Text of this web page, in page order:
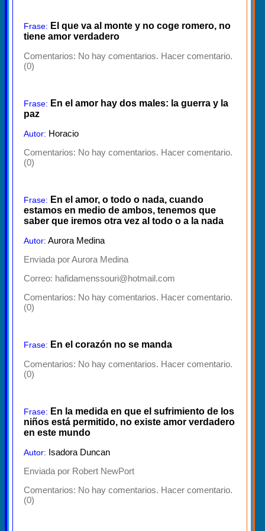
Frase: El que va al monte y no coge romero, no
tiene amor verdadero
Comentarios: No hay comentarios. Hacer comentario.
(0)
Frase: En el amor hay dos males: la guerra y la
paz
Autor: Horacio
Comentarios: No hay comentarios. Hacer comentario.
(0)
Frase: En el amor, o todo o nada, cuando
estamos en medio de ambos, tenemos que
saber que iremos otra vez al todo o a la nada
Autor: Aurora Medina
Enviada por Aurora Medina
Correo: hafidamenssouri@hotmail.com
Comentarios: No hay comentarios. Hacer comentario.
(0)
Frase: En el corazón no se manda
Comentarios: No hay comentarios. Hacer comentario.
(0)
Frase: En la medida en que el sufrimiento de los
niños está permitido, no existe amor verdadero
en este mundo
Autor: Isadora Duncan
Enviada por Robert NewPort
Comentarios: No hay comentarios. Hacer comentario.
(0)